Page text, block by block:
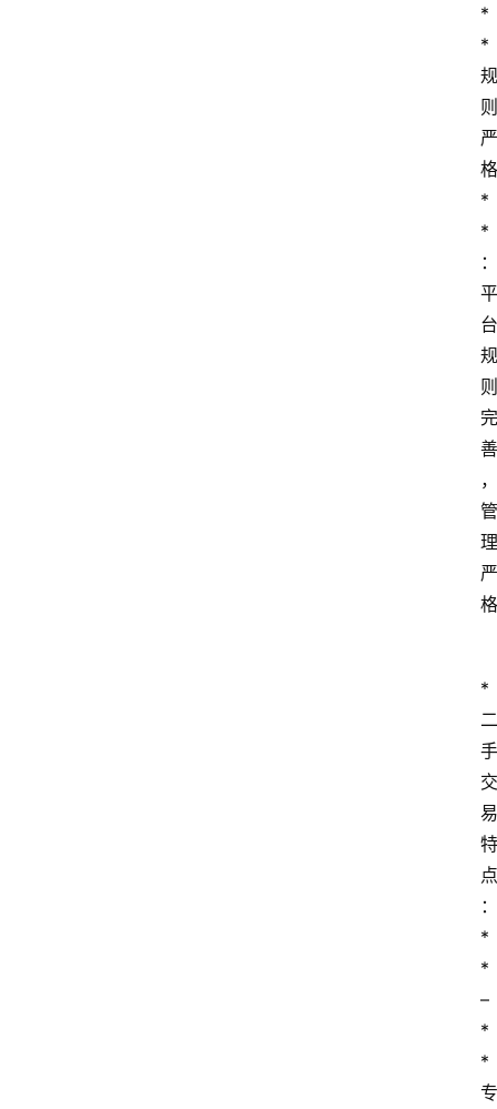
*
*
规
则
严
格
*
*
：
平
台
规
则
完
善
，
管
理
严
格
*
二
手
交
易
特
点
：
*
*
–
*
*
专